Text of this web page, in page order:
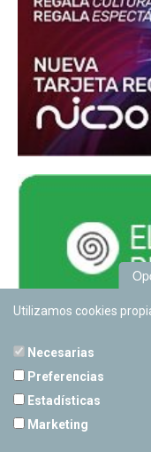
Utilizamos cookies
Necesarias
Preferencias
Estadísticas
Marketing